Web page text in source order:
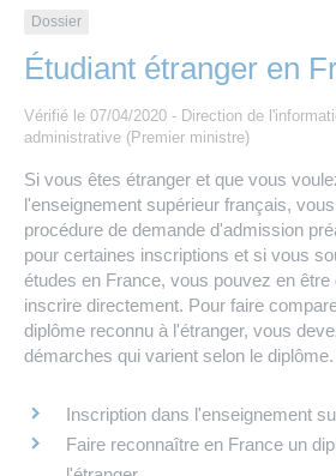
Eau et assainissement
Travaux
Numérique
Annuaire de contacts
communes
Dossier
Étudiant étranger en
Vérifié le 07/04/2020 - Direction de
administrative (Premier ministre)
Si vous êtes étranger et que vous
l'enseignement supérieur français,
procédure de demande d'admission
pour certaines inscriptions et si vous
études en France, vous pouvez en être
inscrire directement. Pour faire
diplôme reconnu à l'étranger, vous
démarches qui varient selon le diplôme.
Inscription dans l'enseignement
Faire reconnaître en France un